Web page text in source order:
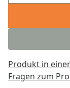
Produkt in
Fragen zum